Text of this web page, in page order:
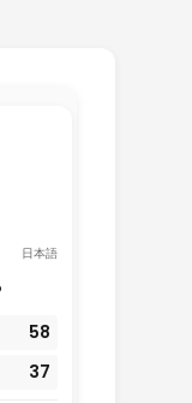
日本語
58
37